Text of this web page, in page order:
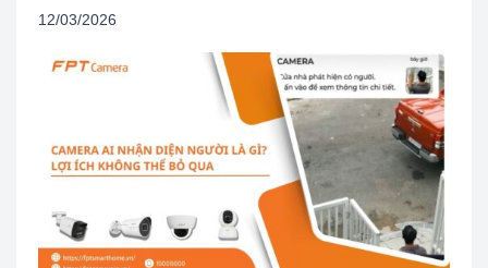
12/03/2026